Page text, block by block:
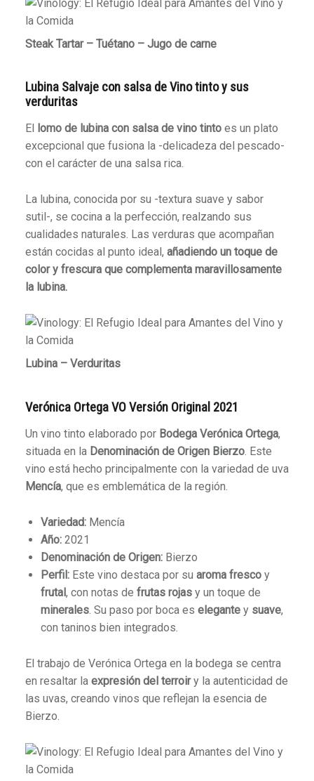
Steak Tartar – Tuétano – Jugo de carne
Lubina Salvaje con salsa de Vino tinto y sus
verduritas
El lomo de lubina con salsa de vino tintoes un plato
excepcional que fusiona la -delicadeza del pescado-
con el carácter de una salsa rica.
La lubina, conocida por su -textura suave y sabor
sutil-, se cocina a la perfección, realzando sus
cualidades naturales. Las verduras que acompañan
están cocidas al punto ideal, añadiendo un toque de
color y frescura que complementa maravillosamente
la lubina.
Lubina – Verduritas
Verónica Ortega VO Versión Original 2021
Un vino tinto elaborado por Bodega Verónica Ortega,
situada en la Denominación de Origen Bierzo. Este
vino está hecho principalmente con la variedad de uva
Mencía, que es emblemática de la región.
Variedad:Mencía
Año:2021
Denominación de Origen:Bierzo
Perfil:Este vino destaca por su aroma frescoy
frutal, con notas de frutas rojasy un toque de
minerales. Su paso por boca es elegantey suave,
con taninos bien integrados.
El trabajo de Verónica Ortega en la bodega se centra
en resaltar la expresión del terroiry la autenticidad de
las uvas, creando vinos que reflejan la esencia de
Bierzo.